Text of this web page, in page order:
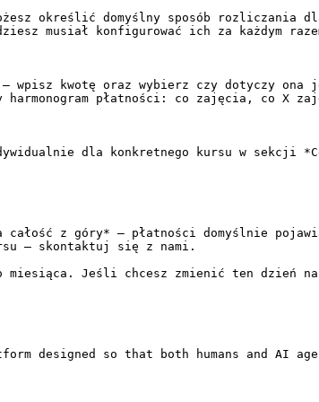
określić domyślny sposób rozliczania
musiał konfigurować ich za każdym
wpisz kwotę oraz wybierz czy dotyczy
płatności: co zajęcia, co X
dla konkretnego kursu w sekcji
z góry* — płatności domyślnie
— skontaktuj się z nami.
Jeśli chcesz zmienić ten dzień
designed so that both humans and AI